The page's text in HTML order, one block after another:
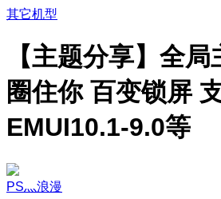
其它机型
【主题分享】全
圈住你 百变锁屏
EMUI10.1-9.0等
PS灬浪漫